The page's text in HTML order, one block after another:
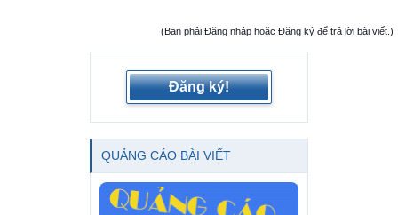
(Bạn phải Đăng nhập hoặc Đăng ký để trả lời bài viết.)
Đăng ký!
QUẢNG CÁO BÀI VIẾT